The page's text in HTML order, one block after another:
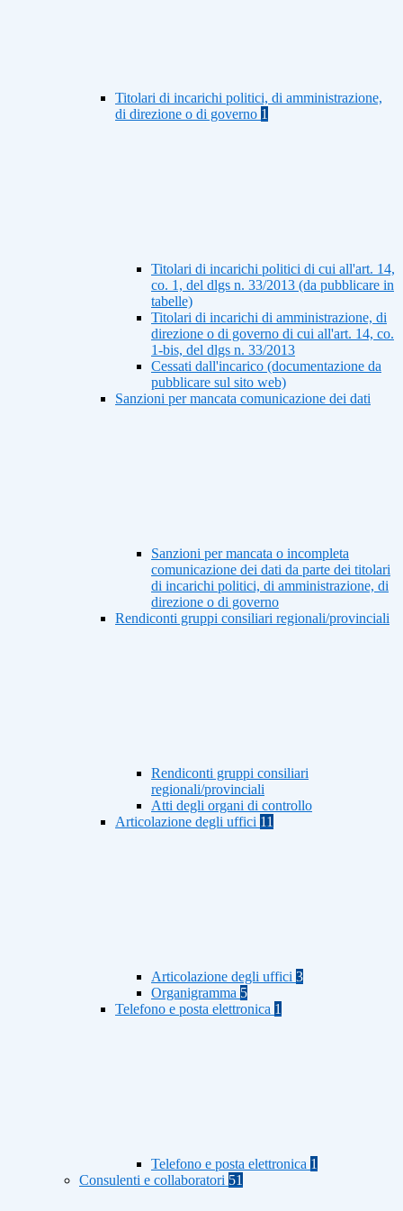
Titolari di incarichi politici, di amministrazione,
di direzione o di governo 1
Titolari di incarichi politici di cui all'art. 14,
co. 1, del dlgs n. 33/2013 (da pubblicare in
tabelle)
Titolari di incarichi di amministrazione, di
direzione o di governo di cui all'art. 14, co.
1-bis, del dlgs n. 33/2013
Cessati dall'incarico (documentazione da
pubblicare sul sito web)
Sanzioni per mancata comunicazione dei dati
Sanzioni per mancata o incompleta
comunicazione dei dati da parte dei titolari
di incarichi politici, di amministrazione, di
direzione o di governo
Rendiconti gruppi consiliari regionali/provinciali
Rendiconti gruppi consiliari
regionali/provinciali
Atti degli organi di controllo
Articolazione degli uffici 11
Articolazione degli uffici 3
Organigramma 5
Telefono e posta elettronica 1
Telefono e posta elettronica 1
Consulenti e collaboratori 51